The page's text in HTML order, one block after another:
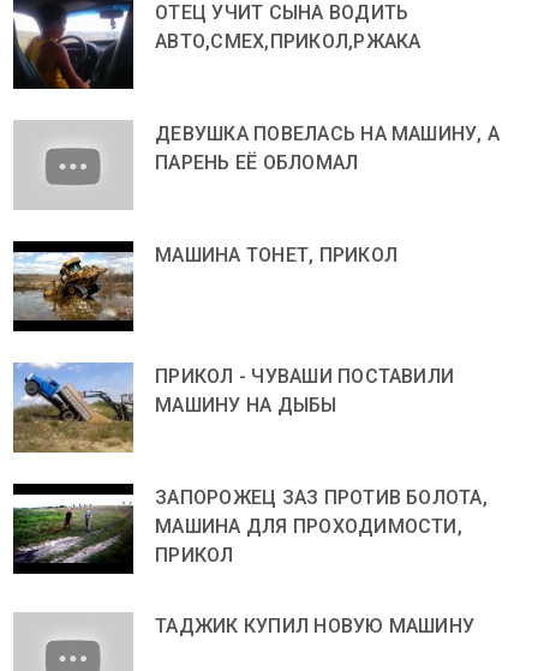
ОТЕЦ УЧИТ СЫНА ВОДИТЬ
АВТО,СМЕХ,ПРИКОЛ,РЖАКА
ДЕВУШКА ПОВЕЛАСЬ НА МАШИНУ, А
ПАРЕНЬ ЕЁ ОБЛОМАЛ
МАШИНА ТОНЕТ, ПРИКОЛ
ПРИКОЛ - ЧУВАШИ ПОСТАВИЛИ
МАШИНУ НА ДЫБЫ
ЗАПОРОЖЕЦ ЗАЗ ПРОТИВ БОЛОТА,
МАШИНА ДЛЯ ПРОХОДИМОСТИ,
ПРИКОЛ
ТАДЖИК КУПИЛ НОВУЮ МАШИНУ